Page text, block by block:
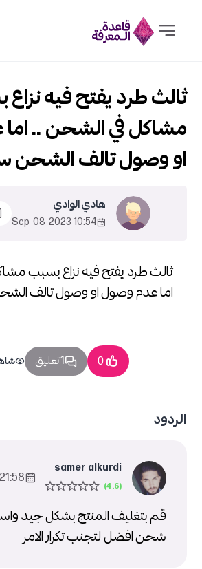
ثالث طرد يفتح فيه نزاع بسبب
اما عدم وصول او وصول تالف
ثالث طرد يفتح فيه
مشاكل في الشحن ..
او وصول تالف الشحن
هادي الوادي
10:54 2023-Sep-08
0 1 تعليق
الردود
samer alkurdi
21:58 2023-Sep-08
قم بتغليف المنتج بشكل جيد
شحن افضل لتجنب تكرار الامر